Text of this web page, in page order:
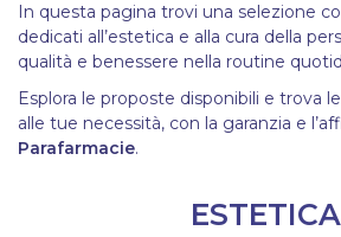
In questa pagina trovi una selezione
dedicati all’estetica e alla cura della
qualità e benessere nella routine
Esplora le proposte disponibili e trova
alle tue necessità, con la garanzia e
Parafarmacie.
ESTETICA